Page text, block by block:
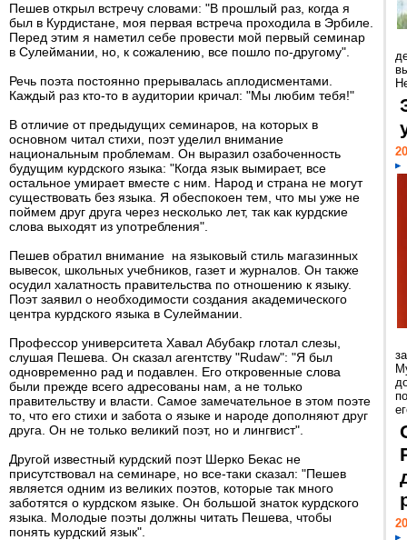
Пешев открыл встречу словами: "В прошлый раз, когда я
был в Курдистане, моя первая встреча проходила в Эрбиле.
Перед этим я наметил себе провести мой первый семинар
в Сулеймании, но, к сожалению, все пошло по-другому".
Речь поэта постоянно прерывалась аплодисментами.
Каждый раз кто-то в аудитории кричал: "Мы любим тебя!"
В отличие от предыдущих семинаров, на которых в
основном читал стихи, поэт уделил внимание
национальным проблемам. Он выразил озабоченность
будущим курдского языка: "Когда язык вымирает, все
остальное умирает вместе с ним. Народ и страна не могут
существовать без языка. Я обеспокоен тем, что мы уже не
поймем друг друга через несколько лет, так как курдские
слова выходят из употребления".
Пешев обратил внимание на языковый стиль магазинных
вывесок, школьных учебников, газет и журналов. Он также
осудил халатность правительства по отношению к языку.
Поэт заявил о необходимости создания академического
центра курдского языка в Сулеймании.
Профессор университета Хавал Абубакр глотал слезы,
слушая Пешева. Он сказал агентству "Rudaw": "Я был
одновременно рад и подавлен. Его откровенные слова
были прежде всего адресованы нам, а не только
правительству и власти. Самое замечательное в этом поэте
то, что его стихи и забота о языке и народе дополняют друг
друга. Он не только великий поэт, но и лингвист".
Другой известный курдский поэт Шерко Бекас не
присутствовал на семинаре, но все-таки сказал: "Пешев
является одним из великих поэтов, которые так много
заботятся о курдском языке. Он большой знаток курдского
языка. Молодые поэты должны читать Пешева, чтобы
понять курдский язык".